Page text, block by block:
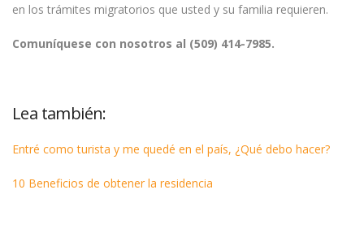
en los trámites migratorios que usted y su familia requieren.
Comuníquese con nosotros al (509) 414-7985.
Lea también:
Entré como turista y me quedé en el país, ¿Qué debo hacer?
10 Beneficios de obtener la residencia